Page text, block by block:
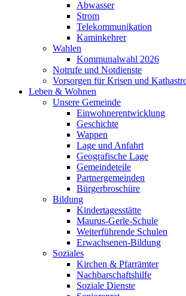
Abwasser
Strom
Telekommunikation
Kaminkehrer
Wahlen
Kommunalwahl 2026
Notrufe und Notdienste
Vorsorgen für Krisen und
Leben & Wohnen
Unsere Gemeinde
Einwohnerentwicklung
Geschichte
Wappen
Lage und Anfahrt
Geografische Lage
Gemeindeteile
Partnergemeinden
Bürgerbroschüre
Bildung
Kindertagesstätte
Maurus-Gerle-Schule
Weiterführende Schulen
Erwachsenen-Bildung
Soziales
Kirchen & Pfarrämter
Nachbarschaftshilfe
Soziale Dienste